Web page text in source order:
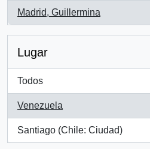
Madrid, Guillermina
, 1 resultados
Lugar
Todos
Venezuela
, 1 resultados
Santiago (Chile: Ciudad)
, 1 resultados